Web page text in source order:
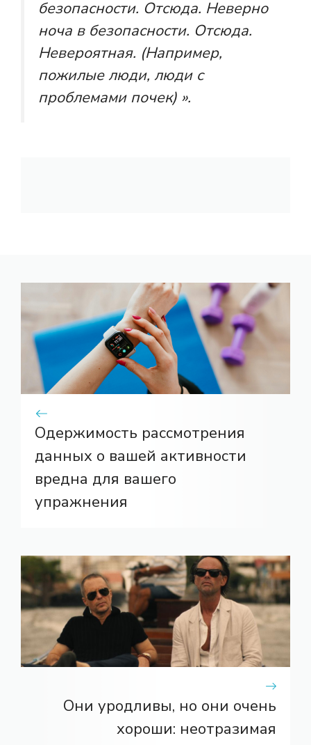
безопасности. Отсюда. Неверно
ноча в безопасности. Отсюда.
Невероятная. (Например,
пожилые люди, люди с
проблемами почек) ».
Одержимость рассмотрения
данных о вашей активности
вредна для вашего
упражнения
Они уродливы, но они очень
хороши: неотразимая